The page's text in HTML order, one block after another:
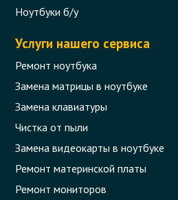
Ноутбуки б/у
Услуги нашего сервиса
Ремонт ноутбука
Замена матрицы в ноутбуке
Замена клавиатуры
Чистка от пыли
Замена видеокарты в ноутбуке
Ремонт материнской платы
Ремонт мониторов